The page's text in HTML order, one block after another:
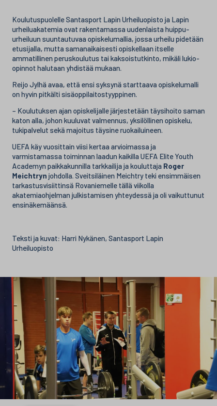
Koulutuspuolelle Santasport Lapin Urheiluopisto ja Lapin
urheiluakatemia ovat rakentamassa uudenlaista huippu-
urheiluun suuntautuvaa opiskelumallia, jossa urheilu pidetään
etusijalla, mutta samanaikaisesti opiskellaan itselle
ammatillinen peruskoulutus tai kaksoistutkinto, mikäli lukio-
opinnot halutaan yhdistää mukaan.
Reijo Jylhä avaa, että ensi syksynä starttaava opiskelumalli
on hyvin pitkälti sisäoppilaitostyyppinen.
– Koulutuksen ajan opiskelijalle järjestetään täysihoito saman
katon alla, johon kuuluvat valmennus, yksilöllinen opiskelu,
tukipalvelut sekä majoitus täysine ruokailuineen.
UEFA käy vuosittain viisi kertaa arvioimassa ja
varmistamassa toiminnan laadun kaikilla UEFA Elite Youth
Academyn paikkakunnilla tarkkailija ja kouluttaja Roger
Meichtryn johdolla. Sveitsiläinen Meichtry teki ensimmäisen
tarkastusvisiittinsä Rovaniemelle tällä viikolla
akatemiaohjelman julkistamisen yhteydessä ja oli vaikuttunut
ensinäkemäänsä.
Teksti ja kuvat: Harri Nykänen, Santasport Lapin
Urheiluopisto